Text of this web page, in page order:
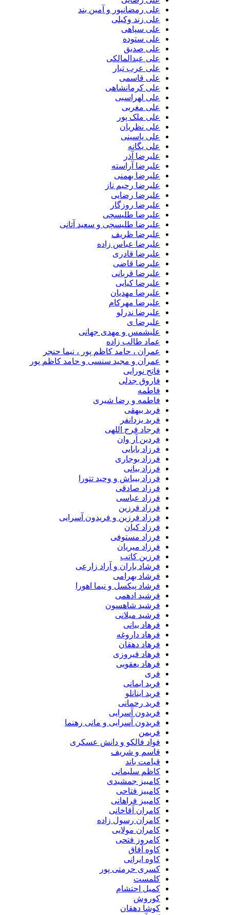
علی رمضانپور و آمین بند
علی زند وکیلی
علی سپاهی
علی ستوده
علی صدیق
علی عبدالمالکی
علی عرب تبار
علی قاسمی
علی کرمانشاهی
علی لهراسبی
علی مغربی
علی ملک پور
علی نظریان
علی یاسینی
علی یگانه
علیرضا آذر
علیرضا آراسته
علیرضا بهمنی
علیرضا رحیم ناز
علیرضا رضایی
علیرضا روزگار
علیرضا طلیسچی
علیرضا طلیسچی و سعید آتانی
علیرضا ظریف
علیرضا عباس زاده
علیرضا قادری
علیرضا قاضی
علیرضا قربانی
علیرضا کیایی
علیرضا مهدیان
علیرضا مهرکام
علیرضا ندرلو
علیرضا ی
علیشمس و مهدی جهانی
عماد طالب زاده
عمران ، حامد کاظم پور ، نیما حنجر
عمران و مجید سنسی و حامد کاظم پور
فاتح نورایی
فاروق جدلی
فاطمه
فاطمه و رضا شیری
فربد بیهقی
فربد یزدانفر
فرجاد فرج اللهی
فردین آر وان
فرزاد بابایی
فرزاد بوجاری
فرزاد بیانی
فرزاد بیباش و وحید تتورا
فرزاد صادقی
فرزاد عباسی
فرزاد فرزین
فرزاد فرزین و فریدون آسرایی
فرزاد کیان
فرزاد مستوفی
فرزاد میریان
فرزین کاتب
فرشاد باران و آراد زارعی
فرشاد بهرامی
فرشاد پیکسل و نیما اهورا
فرشید ادهمی
فرشید شاهسون
فرشید میلانی
فرهاد بیانی
فرهاد داروغه
فرهاد دهقان
فرهاد فیروزی
فرهاد یعقوبی
فری
فرید ایمانی
فرید اینانلو
فرید رحمانی
فریدون آسرایی
فریدون آسرایی و مانی رهنما
فریمن
فواد فالکو و دانش عسکری
قاسم و شریف
قیامت باند
کاظم سلیمانی
کامبیز جمشیدی
کامبیز فتاحی
کامبیز فراهانی
کامران آقاخانی
کامران رسول زاده
کامران مولایی
کامروز فتحی
کاوه آفاق
کاوه ایرانی
کسری حرمتی پور
کلمست
کمیل احتشام
کوروش
کوشا دهقان